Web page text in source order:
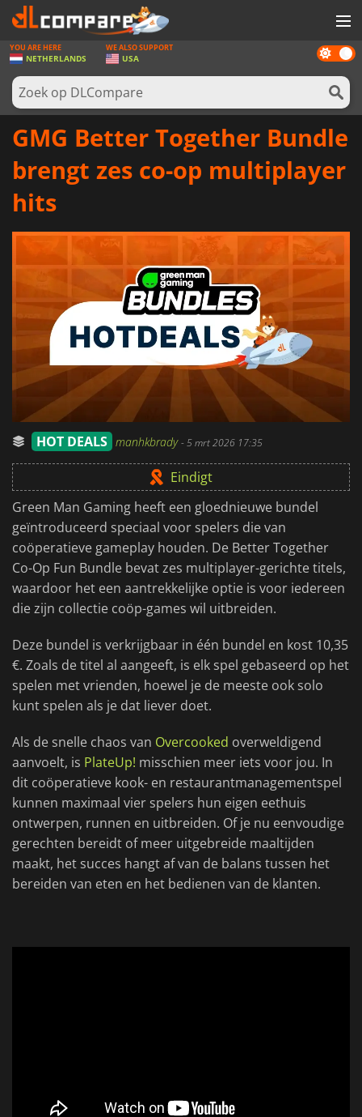
SPELLEN
GAME CARDS
SOFTWARE
Dark
mode
YOU ARE HERE
NETHERLANDS
WE ALSO SUPPORT
USA
GMG Better Together Bundle
brengt zes co-op multiplayer
hits
HOT DEALS manhkbrady-5 mrt 2026 17:35
Eindigt
Green Man Gaming heeft een gloednieuwe bundel
geïntroduceerd speciaal voor spelers die van
coöperatieve gameplay houden. De Better Together
Co-Op Fun Bundle bevat zes multiplayer-gerichte titels,
waardoor het een aantrekkelijke optie is voor iedereen
die zijn collectie coöp-games wil uitbreiden.
Deze bundel is verkrijgbaar in één bundel en kost 10,35
€. Zoals de titel al aangeeft, is elk spel gebaseerd op het
spelen met vrienden, hoewel je de meeste ook solo
kunt spelen als je dat liever doet.
Als de snelle chaos van Overcooked overweldigend
aanvoelt, is PlateUp! misschien meer iets voor jou. In
dit coöperatieve kook- en restaurantmanagementspel
kunnen maximaal vier spelers hun eigen eethuis
ontwerpen, runnen en uitbreiden. Of je nu eenvoudige
gerechten bereidt of meer uitgebreide maaltijden
maakt, het succes hangt af van de balans tussen het
bereiden van eten en het bedienen van de klanten.